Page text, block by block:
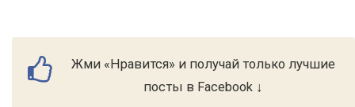
Жми «Нравится» и получай только лучшие
посты в Facebook ↓